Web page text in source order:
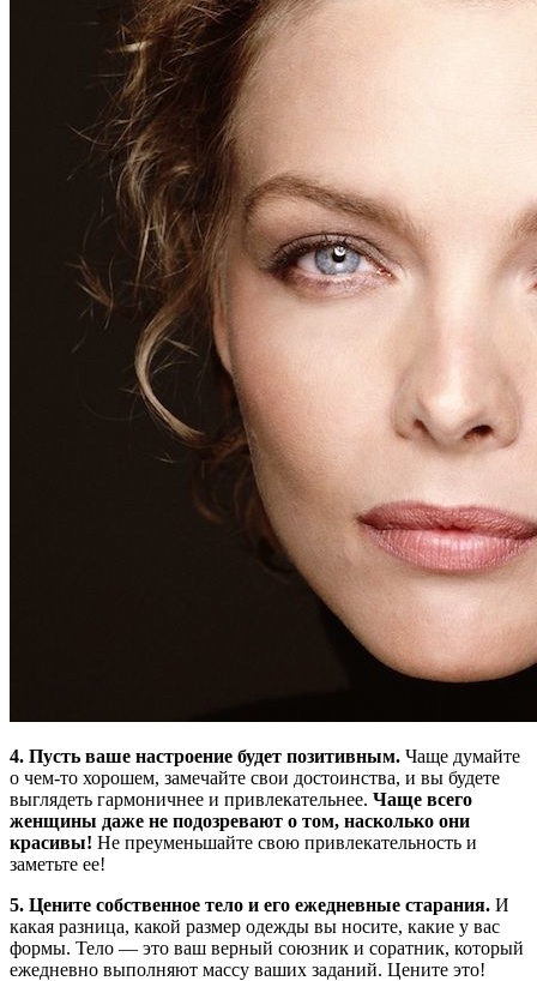
4. Пусть ваше настроение будет позитивным. Чаще думайте
о чем-то хорошем, замечайте свои достоинства, и вы будете
выглядеть гармоничнее и привлекательнее. Чаще всего
женщины даже не подозревают о том, насколько они
красивы! Не преуменьшайте свою привлекательность и
заметьте ее!
5. Цените собственное тело и его ежедневные старания. И
какая разница, какой размер одежды вы носите, какие у вас
формы. Тело — это ваш верный союзник и соратник, который
ежедневно выполняют массу ваших заданий. Цените это!